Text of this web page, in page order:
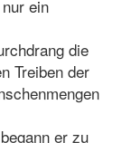
ein
die
Treiben der
er zu